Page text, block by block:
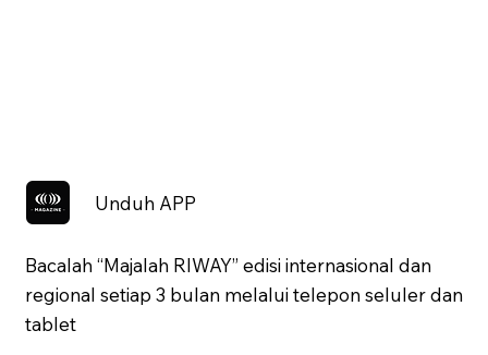
Unduh APP
Bacalah “Majalah RIWAY” edisi internasional dan
regional setiap 3 bulan melalui telepon seluler dan
tablet